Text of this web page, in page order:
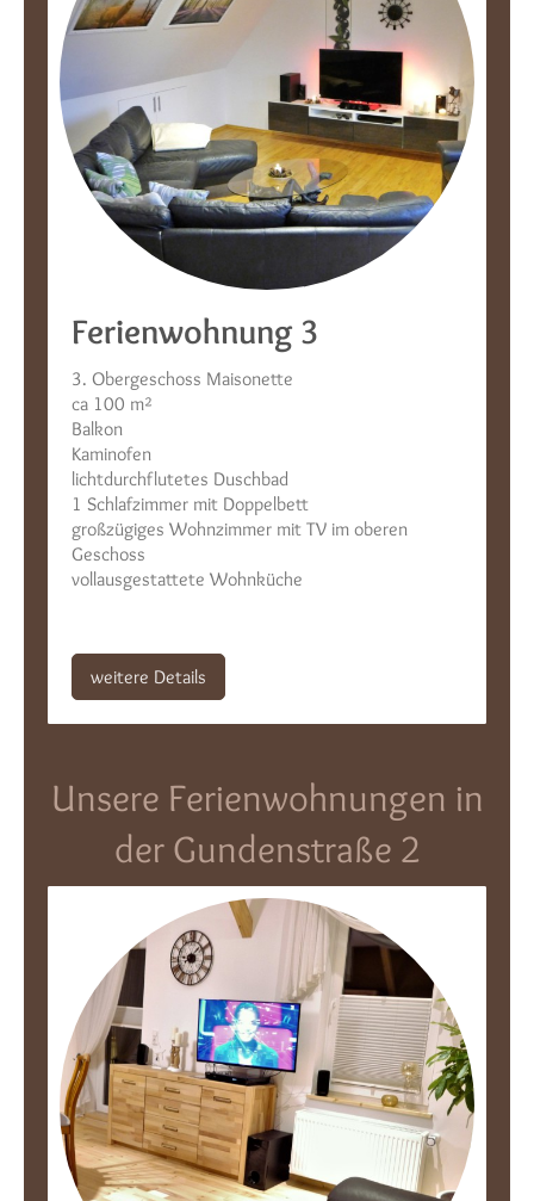
Ferienwohnung 3
3. Obergeschoss Maisonette
ca 100 m²
Balkon
Kaminofen
lichtdurchflutetes Duschbad
1 Schlafzimmer mit Doppelbett
großzügiges Wohnzimmer mit TV im oberen
Geschoss
vollausgestattete Wohnküche
weitere Details
Unsere Ferienwohnungen in
der Gundenstraße 2